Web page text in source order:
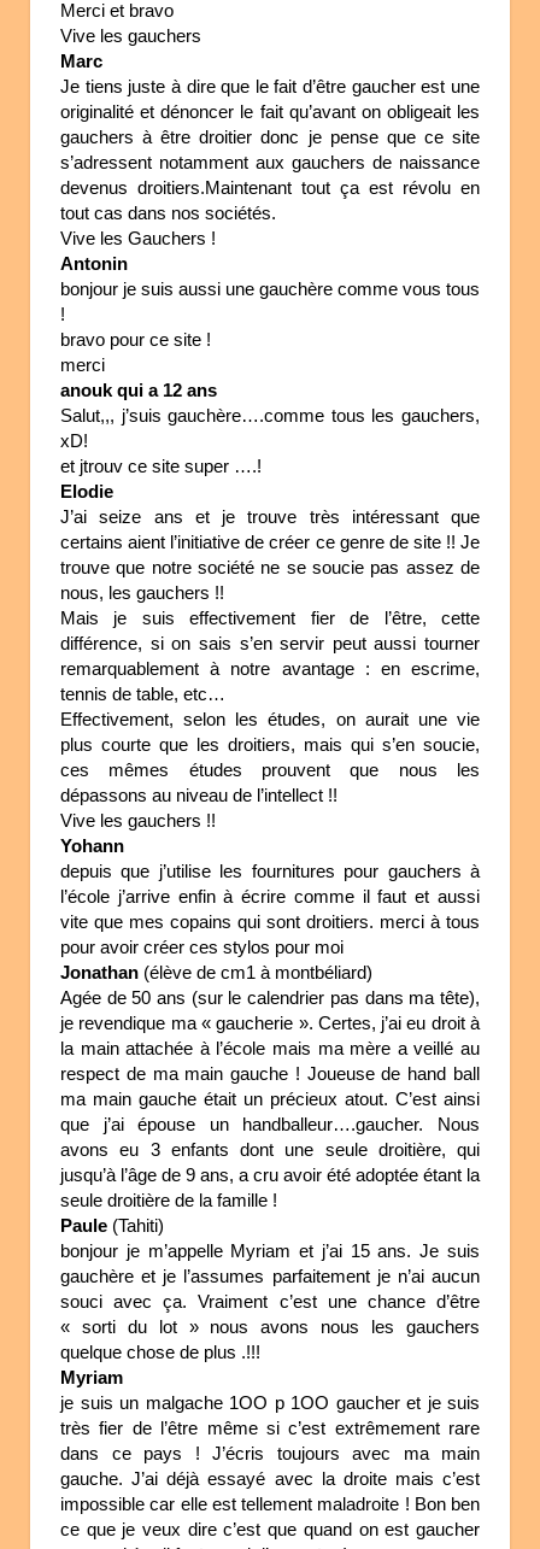
Merci et bravo
Vive les gauchers
Marc
Je tiens juste à dire que le fait d’être gaucher est une
originalité et dénoncer le fait qu’avant on obligeait les
gauchers à être droitier donc je pense que ce site
s’adressent notamment aux gauchers de naissance
devenus droitiers.Maintenant tout ça est révolu en
tout cas dans nos sociétés.
Vive les Gauchers !
Antonin
bonjour je suis aussi une gauchère comme vous tous
!
bravo pour ce site !
merci
anouk qui a 12 ans
Salut,,, j’suis gauchère….comme tous les gauchers,
xD!
et jtrouv ce site super ….!
Elodie
J’ai seize ans et je trouve très intéressant que
certains aient l’initiative de créer ce genre de site !! Je
trouve que notre société ne se soucie pas assez de
nous, les gauchers !!
Mais je suis effectivement fier de l’être, cette
différence, si on sais s’en servir peut aussi tourner
remarquablement à notre avantage : en escrime,
tennis de table, etc…
Effectivement, selon les études, on aurait une vie
plus courte que les droitiers, mais qui s’en soucie,
ces mêmes études prouvent que nous les
dépassons au niveau de l’intellect !!
Vive les gauchers !!
Yohann
depuis que j’utilise les fournitures pour gauchers à
l’école j’arrive enfin à écrire comme il faut et aussi
vite que mes copains qui sont droitiers. merci à tous
pour avoir créer ces stylos pour moi
Jonathan (élève de cm1 à montbéliard)
Agée de 50 ans (sur le calendrier pas dans ma tête),
je revendique ma « gaucherie ». Certes, j’ai eu droit à
la main attachée à l’école mais ma mère a veillé au
respect de ma main gauche ! Joueuse de hand ball
ma main gauche était un précieux atout. C’est ainsi
que j’ai épouse un handballeur….gaucher. Nous
avons eu 3 enfants dont une seule droitière, qui
jusqu’à l’âge de 9 ans, a cru avoir été adoptée étant la
seule droitière de la famille !
Paule (Tahiti)
bonjour je m’appelle Myriam et j’ai 15 ans. Je suis
gauchère et je l’assumes parfaitement je n’ai aucun
souci avec ça. Vraiment c’est une chance d’être
« sorti du lot » nous avons nous les gauchers
quelque chose de plus .!!!
Myriam
je suis un malgache 1OO p 1OO gaucher et je suis
très fier de l’être même si c’est extrêmement rare
dans ce pays ! J’écris toujours avec ma main
gauche. J’ai déjà essayé avec la droite mais c’est
impossible car elle est tellement maladroite ! Bon ben
ce que je veux dire c’est que quand on est gaucher